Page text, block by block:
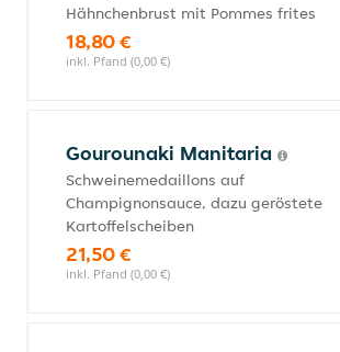
Hähnchenbrust mit Pommes frites
18,80 €
inkl. Pfand (0,00 €)
Gourounaki Manitaria
Schweinemedaillons auf
Champignonsauce, dazu geröstete
Kartoffelscheiben
21,50 €
inkl. Pfand (0,00 €)